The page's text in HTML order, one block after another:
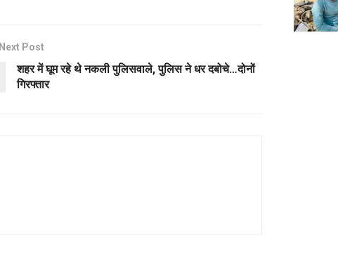
Next Post
शहर में घूम रहे थे नकली पुलिसवाले, पुलिस ने धर दबोचे…दोनों
गिरफ्तार